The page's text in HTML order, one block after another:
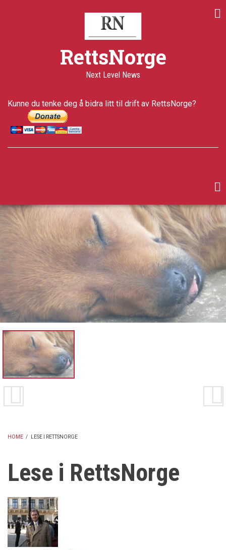
RettsNorge
Next Level News
Kunne du tenke deg å bidra litt til drift av RettsNorge?
HOME / LESE I RETTSNORGE
Lese i RettsNorge